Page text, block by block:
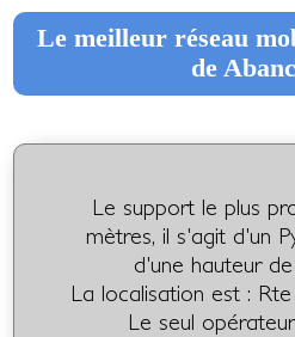
Le meilleur réseau
de
Le support le plus
mètres, il s'agit d'un
d'une hauteur
La localisation est :
Le seul